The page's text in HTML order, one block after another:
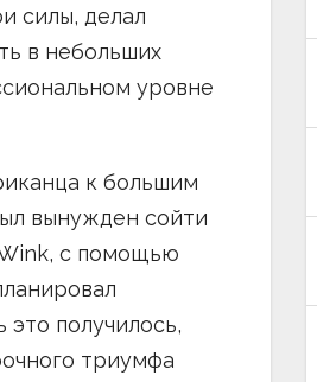
силы, делал
в небольших
уровне
к большим
вынужден сойти
с помощью
это получилось,
триумфа